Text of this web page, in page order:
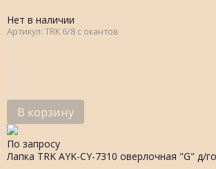
Нет в наличии
Артикул: TRK 6/8 с окантов
В корзину
По запросу
Лапка TRK AYK-CY-7310 оверлочная "G" д/